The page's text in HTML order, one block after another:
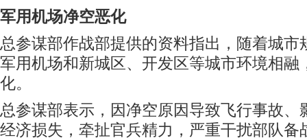
军用机场净空恶化
总参谋部作战部提供的资料指出，随着城市
军用机场和新城区、开发区等城市环境相融
化。
总参谋部表示，因净空原因导致飞行事故、
经济损失，牵扯官兵精力，严重干扰部队备